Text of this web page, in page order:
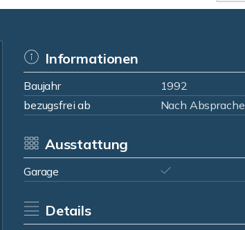
Informationen
Baujahr 1992
bezugsfrei ab
Nach Absprache
Ausstattung
Garage
Details